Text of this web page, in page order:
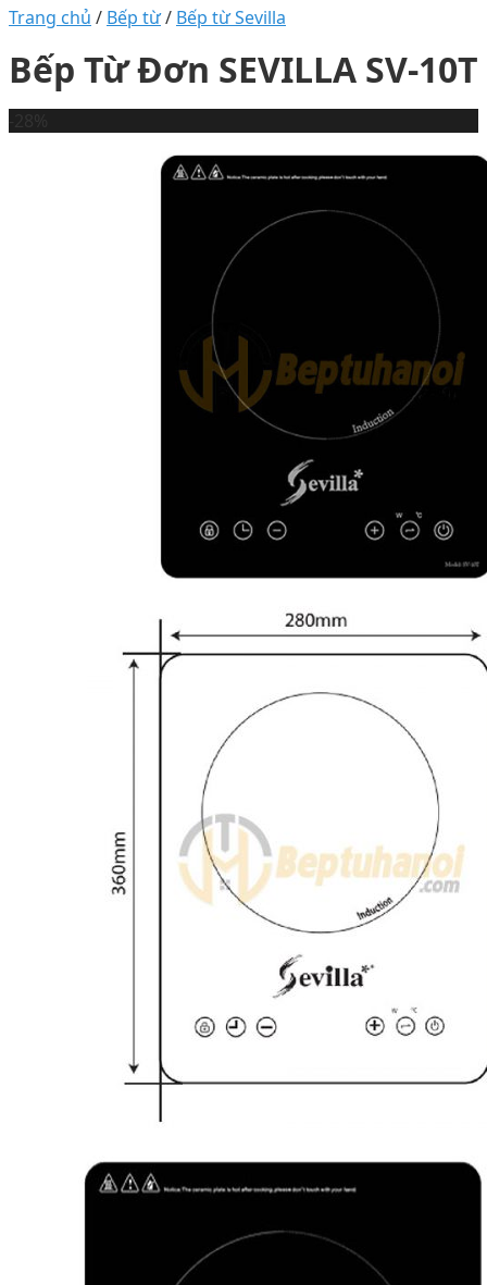
Trang chủ / Bếp từ/ Bếp từ Sevilla
Bếp Từ Đơn SEVILLA SV-10T